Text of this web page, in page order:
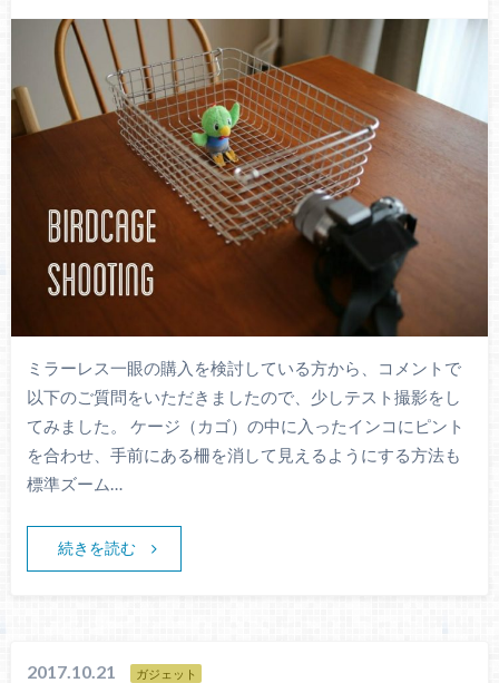
ミラーレス一眼の購入を検討している方から、コメントで
以下のご質問をいただきましたので、少しテスト撮影をし
てみました。 ケージ（カゴ）の中に入ったインコにピント
を合わせ、手前にある柵を消して見えるようにする方法も
標準ズーム…
続きを読む
2017.10.21 ガジェット